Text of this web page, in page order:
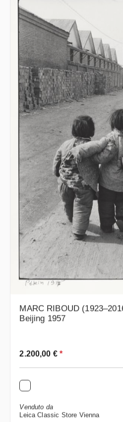
MARC RIBOUD
Beijing 1957
Prezzo normale:
2.200,00 €*
Venduto da
Leica Classic Store Vienna